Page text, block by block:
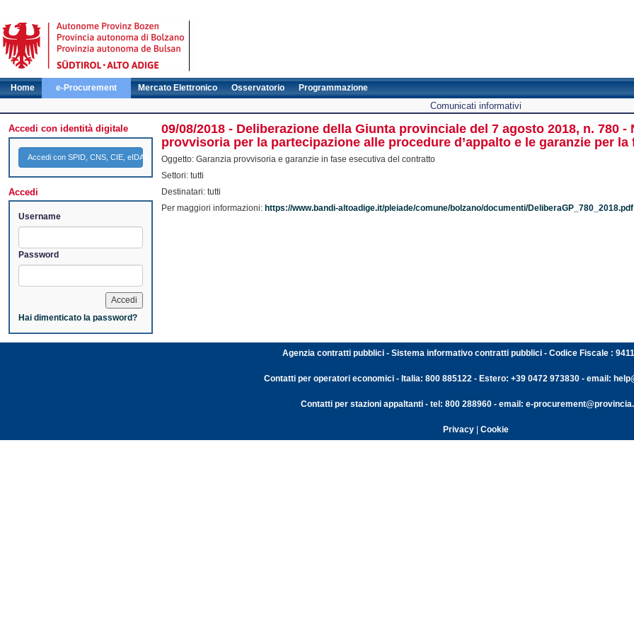
Home e-Procurement Mercato Elettronico Osservatorio Programmazione
Comunicati informativi
Accedi con identità digitale
Accedi con SPID, CNS, CIE, eIDAS
Accedi
Username
Password
Hai dimenticato la password?
09/08/2018 - Deliberazione della Giunta provinciale del 7 agosto 2018, n. 780
provvisoria per la partecipazione alle procedure d’appalto e le garanzie per
Oggetto: Garanzia provvisoria e garanzie in fase esecutiva del contratto
Settori: tutti
Destinatari: tutti
Per maggiori informazioni: https://www.bandi-altoadige.it/pleiade/comune/bolzano/documenti/DeliberaGP_780_2018.pdf
Agenzia contratti pubblici - Sistema informativo contratti pubblici - Codice Fiscale :
Contatti per operatori economici - Italia: 800 885122 - Estero: +39 0472 973830 - email:
Contatti per stazioni appaltanti - tel: 800 288960 - email: e-
Privacy| Cookie